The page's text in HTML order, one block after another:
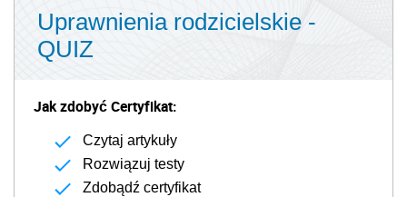
Uprawnienia rodzicielskie -
QUIZ
Jak zdobyć Certyfikat:
Czytaj artykuły
Rozwiązuj testy
Zdobądź certyfikat